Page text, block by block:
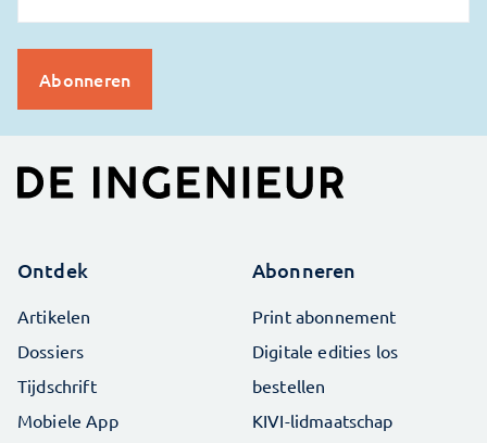
Ontdek
Artikelen
Dossiers
Tijdschrift
Mobiele App
Abonneren
Print abonnement
Digitale edities los
bestellen
KIVI-lidmaatschap